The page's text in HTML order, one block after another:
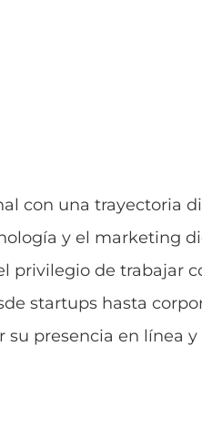
con una trayectoria
y el marketing
privilegio de trabajar
startups hasta
su presencia en línea y